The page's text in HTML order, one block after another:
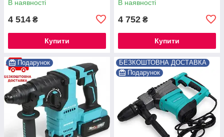
20) ®
В наявності
4 514 ₴
Купити
В наявності
4 752 ₴
Купити
Подарунок
БЕЗКОШТОВНА ДОСТАВКА
Подарунок